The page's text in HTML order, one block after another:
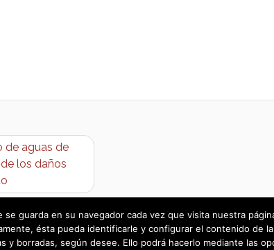
de aguas de
los daños
guarda en su navegador cada vez que visita nuestra
ésta pueda identificarle y configurar el contenido de
y borradas, según desee. Ello podrá hacerlo mediante las